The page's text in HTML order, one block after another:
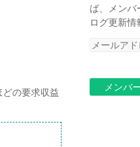
の要求収益
ば、メンバ
ログ更新情
メ